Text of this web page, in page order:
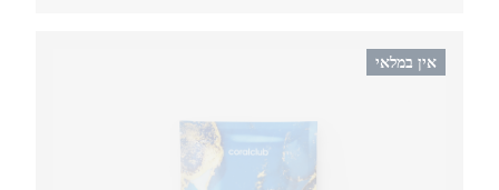
אין במלאי